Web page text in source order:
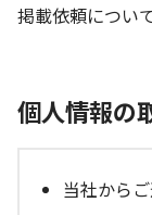
掲載依頼につい
個人情報の
当社から